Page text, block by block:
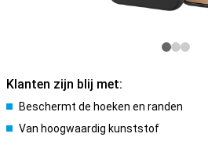
Klanten zijn blij met:
Beschermt de hoeken en randen
Van hoogwaardig kunststof